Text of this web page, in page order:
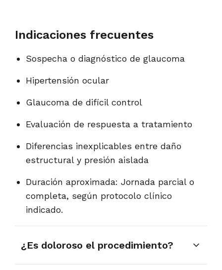
Indicaciones frecuentes
Sospecha o diagnóstico de glaucoma
Hipertensión ocular
Glaucoma de difícil control
Evaluación de respuesta a tratamiento
Diferencias inexplicables entre daño
estructural y presión aislada
Duración aproximada: Jornada parcial o
completa, según protocolo clínico
indicado.
¿Es doloroso el procedimiento?